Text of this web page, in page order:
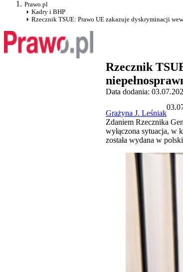
Prawo.pl
Kadry i BHP
Rzecznik TSUE: Prawo UE zakazuje dyskryminacji
Rzecznik
Data dodania:
Grażyna J. Leśniak
Zdaniem Rzecznika
wyłączona sytuacja, w
została wydana w